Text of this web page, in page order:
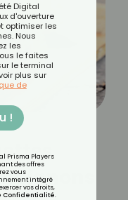
Digital
d'ouverture
optimiser les
Nous
les
le faites
le terminal
plus sur
de
!
Prisma Players
des offres
vous
intégré
vos droits,
Confidentialité.